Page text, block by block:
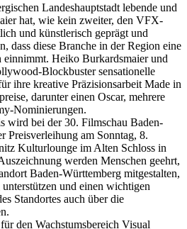
Landeshauptstadt lebende und
hat, wie kein zweiter, den VFX-
und künstlerisch geprägt und
dass diese Branche in der Region eine
einnimmt. Heiko Burkardsmaier und
Blockbuster sensationelle
ihre kreative Präzisionsarbeit Made in
darunter einen Oscar, mehrere
Nominierungen.
wird bei der 30. Filmschau Baden-
Preisverleihung am Sonntag, 8.
Kulturlounge im Alten Schloss in
werden Menschen geehrt,
Baden-Württemberg mitgestalten,
und einen wichtigen
Standortes auch über die
den Wachstumsbereich Visual